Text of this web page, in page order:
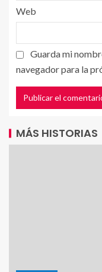
Web
Guarda mi
navegador para la
MÁS HISTORIAS